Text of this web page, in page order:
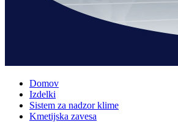
Domov
Izdelki
Sistem za nadzor klime
Kmetijska zavesa